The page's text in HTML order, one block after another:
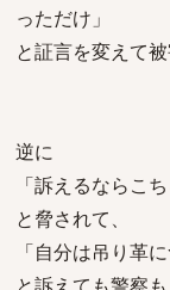
っただけ」
と証言を変えて
逆に
「訴えるならこ
と脅されて、
「自分は吊り革